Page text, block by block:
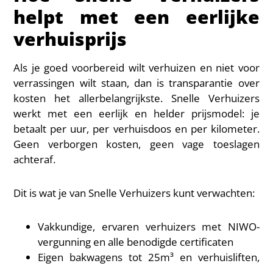
helpt met een eerlijke
verhuisprijs
Als je goed voorbereid wilt verhuizen en niet voor
verrassingen wilt staan, dan is transparantie over
kosten het allerbelangrijkste. Snelle Verhuizers
werkt met een eerlijk en helder prijsmodel: je
betaalt per uur, per verhuisdoos en per kilometer.
Geen verborgen kosten, geen vage toeslagen
achteraf.
Dit is wat je van Snelle Verhuizers kunt verwachten:
Vakkundige, ervaren verhuizers met NIWO-
vergunning en alle benodigde certificaten
Eigen bakwagens tot 25m³ en verhuisliften,